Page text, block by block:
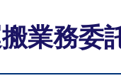
業務委